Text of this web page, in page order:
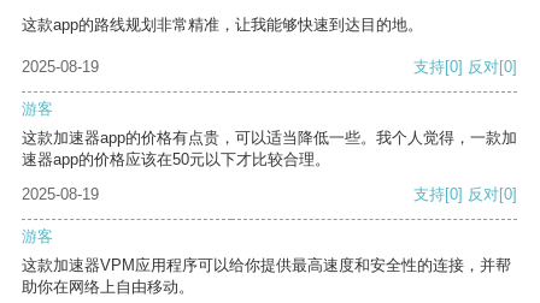
这款app的路线规划非常精准，让我能够快速到达目的地。
2025-08-19 支持[0] 反对[0]
游客
这款加速器app的价格有点贵，可以适当降低一些。我个人觉得，一款加
速器app的价格应该在50元以下才比较合理。
2025-08-19
支持[0] 反对[0]
游客
这款加速器VPM应用程序可以给你提供最高速度和安全性的连接，并帮
助你在网络上自由移动。